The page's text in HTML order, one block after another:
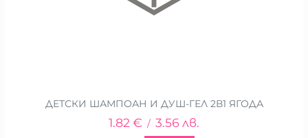
ДЕТСКИ ШАМПОАН И ДУШ-ГЕЛ 2В1 ЯГОДА
1.82 € / 3.56 лв.